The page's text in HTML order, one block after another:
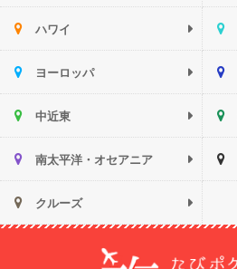
ハワイ
ヨーロッパ
中近東
南太平洋・オセアニア
クルーズ